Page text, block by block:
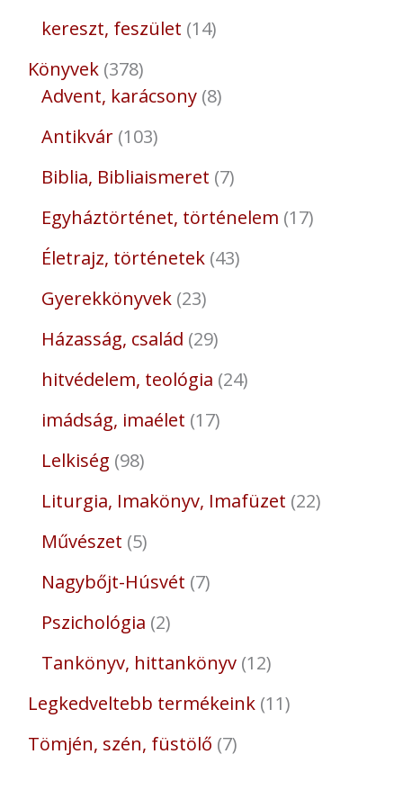
kereszt, feszület 14
Könyvek 378
Advent, karácsony 8
Antikvár 103
Biblia, Bibliaismeret 7
Egyháztörténet, történelem 17
Életrajz, történetek 43
Gyerekkönyvek 23
Házasság, család 29
hitvédelem, teológia 24
imádság, imaélet 17
Lelkiség 98
Liturgia, Imakönyv, Imafüzet 22
Művészet 5
Nagybőjt-Húsvét 7
Pszichológia 2
Tankönyv, hittankönyv 12
Legkedveltebb termékeink 11
Tömjén, szén, füstölő 7